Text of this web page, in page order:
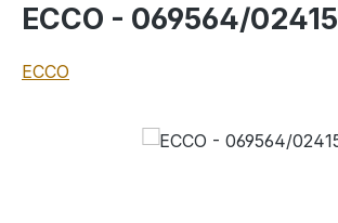
ECCO - 069564/02415
ECCO
Bildergalerie überspringen